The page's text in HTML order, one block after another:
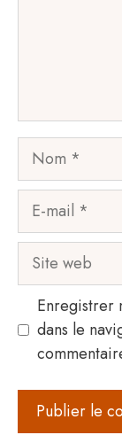
Nom
mail
Site
web
Enregistrer
dans le